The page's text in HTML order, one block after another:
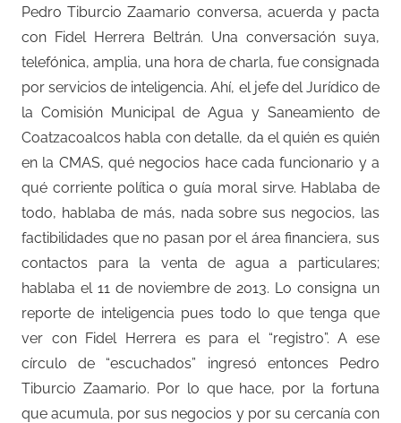
Pedro Tiburcio Zaamario conversa, acuerda y pacta
con Fidel Herrera Beltrán. Una conversación suya,
telefónica, amplia, una hora de charla, fue consignada
por servicios de inteligencia. Ahí, el jefe del Jurídico de
la Comisión Municipal de Agua y Saneamiento de
Coatzacoalcos habla con detalle, da el quién es quién
en la CMAS, qué negocios hace cada funcionario y a
qué corriente política o guía moral sirve. Hablaba de
todo, hablaba de más, nada sobre sus negocios, las
factibilidades que no pasan por el área financiera, sus
contactos para la venta de agua a particulares;
hablaba el 11 de noviembre de 2013. Lo consigna un
reporte de inteligencia pues todo lo que tenga que
ver con Fidel Herrera es para el “registro”. A ese
círculo de “escuchados” ingresó entonces Pedro
Tiburcio Zaamario. Por lo que hace, por la fortuna
que acumula, por sus negocios y por su cercanía con